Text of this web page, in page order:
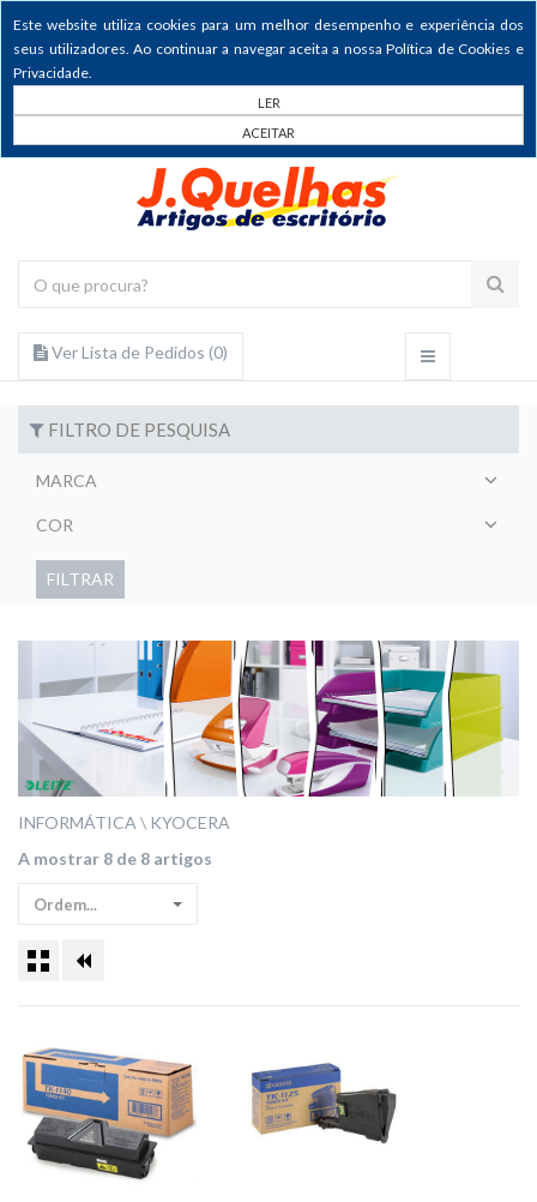
Este website utiliza cookies para um melhor desempenho e experiência dos
seus utilizadores. Ao continuar a navegar aceita a nossa Política de Cookies e
Privacidade.
LER
ACEITAR
Ver Lista de Pedidos (0)
FILTRO DE PESQUISA
MARCA
COR
FILTRAR
INFORMÁTICA
KYOCERA
A mostrar 8 de 8 artigos
Ordem...